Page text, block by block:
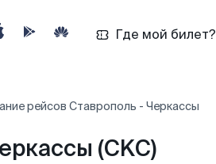
Где мой билет?
рейсов Ставрополь - Черкассы
(CKC)